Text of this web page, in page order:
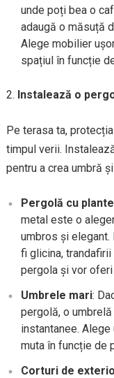
unde poți bea o
adaugă o măsuță
Alege mobilier
spațiul în funcție
Instalează o
Pe terasa ta,
timpul verii.
pentru a crea umbră
Pergolă cu
metal este o
umbros și elegant.
fi glicina,
pergola și vor oferi
Umbrele mari:
pergolă, o
instantanee.
muta în funcție de
Corturi de